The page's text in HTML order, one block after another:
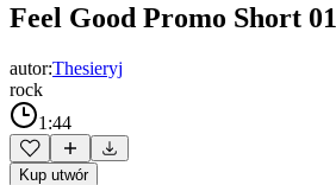
Feel Good Promo Short 01
autor:Thesieryj
rock
1:44
Kup utwór